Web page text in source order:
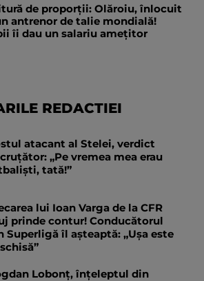
de proporții: Olăroiu, înlocuit
antrenor de talie mondială!
îi dau un salariu amețitor
REDACTIEI
atacant al Stelei, verdict
„Pe vremea mea erau
tată!”
lui Ioan Varga de la CFR
prinde contur! Conducătorul
Superligă îl așteaptă: „Ușa este
Lobonț, înțeleptul din